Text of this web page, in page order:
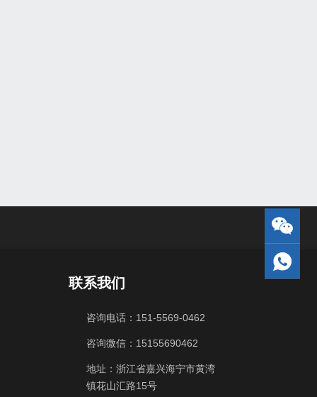
联系我们
咨询电话：151-5569-0462
咨询微信：15155690462
地址：浙江省嘉兴海宁市黄湾
镇花山汇路15号